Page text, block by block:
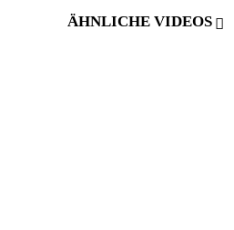
ÄHNLICHE VIDEOS